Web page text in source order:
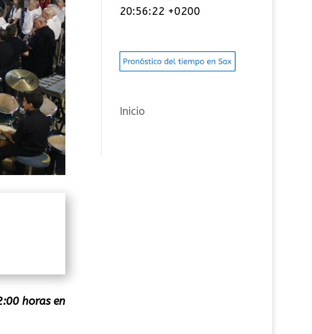
horas en
g
r
í
s
20:56:23 +0200
Inicio